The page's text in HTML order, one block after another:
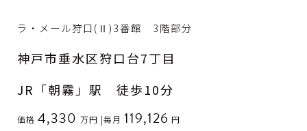
ラ・メール狩口(Ⅱ)3番館 3階部分
神戸市垂水区狩口台7丁目
JR「朝霧」駅 徒歩10分
価格 4,330 万円 |毎月 119,126 円